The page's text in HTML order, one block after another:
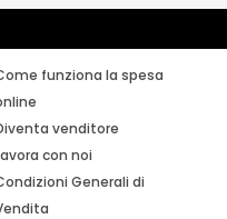
funziona la spesa
venditore
con noi
Generali di